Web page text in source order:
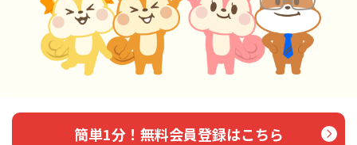
簡単1分！無料会員登録はこちら